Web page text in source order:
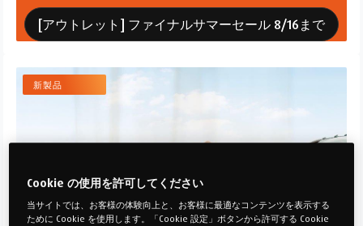
[アウトレット] ファイナルサマーセール 8/16まで
新製品
Cookie の使用を許可してください
当サイトでは、お客様の体験向上と、お客様に最適なコンテンツを表示する
ために Cookie を使用します。「Cookie 設定」ボタンから許可する Cookie